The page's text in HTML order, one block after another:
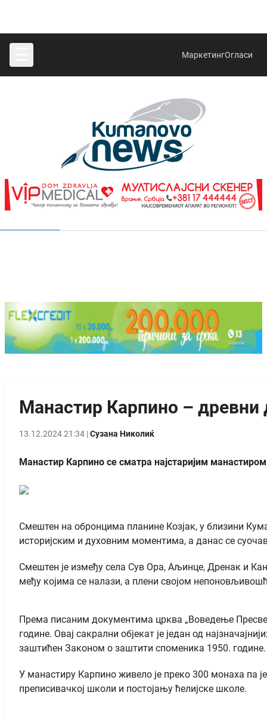
МаркетингОгласи
Манастир Карпино – древни
13.12.2024 21:34 |Сузана Николиќ
Манастир Карпино се сматра најстаријим
Смештен на обронцима планине Козјак, у близини
историјским и духовним моментима, а данас се
Смештен је између села Сув Ора, Аљинце, Дренак и
међу којима се налази, а плени својом
Према писаним документима црква „Воведење
године. Овај сакрални објекат је један од
заштићен Законом о заштити споменика 1950. године.
У манастиру Карпино живело је преко 300 монаха па
преписивачкој школи и постојању ћелијске школе.